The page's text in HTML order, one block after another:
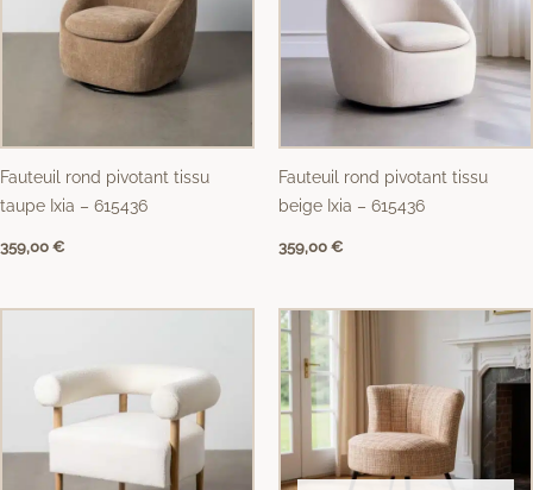
Fauteuil rond pivotant tissu
taupe Ixia – 615436
359,00 €
Fauteuil rond pivotant tissu
beige Ixia – 615436
359,00 €